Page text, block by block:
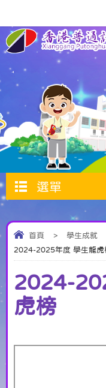
選單
首頁 > 學生成就
2024-2025年度 學生龍虎
2024-
虎榜